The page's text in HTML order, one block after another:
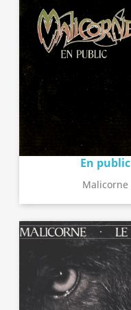
En public
Malicorne